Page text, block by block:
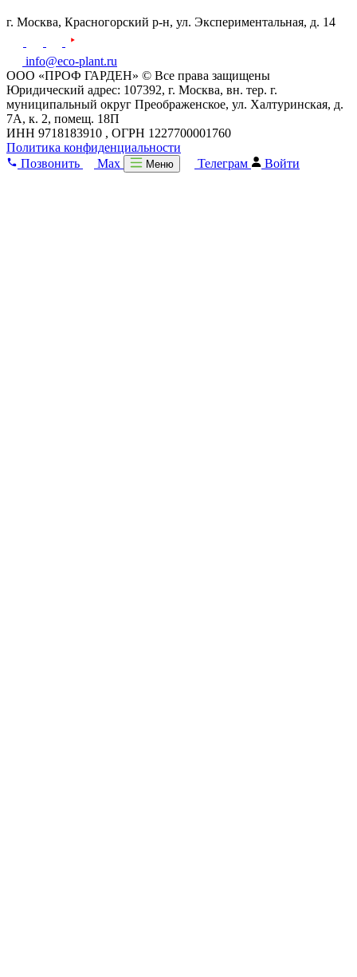
г. Москва, Красногорский р-н, ул. Экспериментальная, д. 14
info@eco-plant.ru
ООО «ПРОФ ГАРДЕН» © Все права защищены
Юридический адрес: 107392, г. Москва, вн. тер. г.
муниципальный округ Преображенское, ул. Халтуринская, д.
7А, к. 2, помещ. 18П
ИНН 9718183910 , ОГРН 1227700001760
Политика конфиденциальности
Позвонить
Max Меню Телеграм Войти